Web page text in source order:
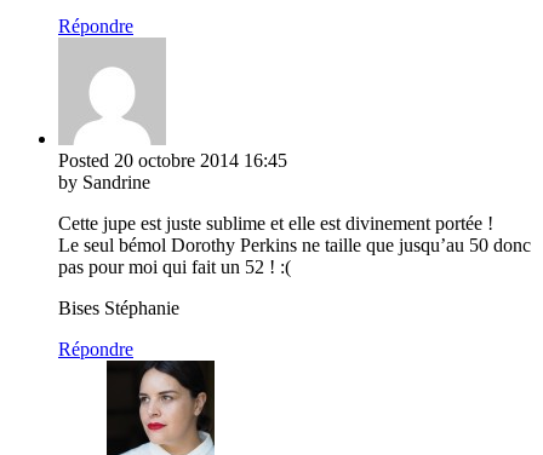
Répondre
Posted 20 octobre 2014 16:45
by Sandrine
Cette jupe est juste sublime et elle est divinement portée !
Le seul bémol Dorothy Perkins ne taille que jusqu’au 50 donc
pas pour moi qui fait un 52 ! :(
Bises Stéphanie
Répondre